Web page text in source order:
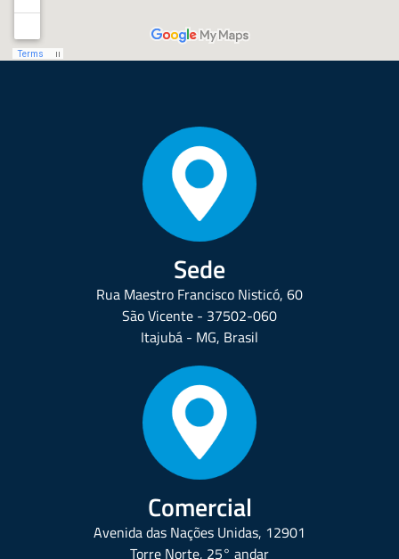
Sede
Rua Maestro Francisco Nisticó, 60
São Vicente - 37502-060
Itajubá - MG, Brasil
Comercial
Avenida das Nações Unidas, 12901
Torre Norte, 25° andar